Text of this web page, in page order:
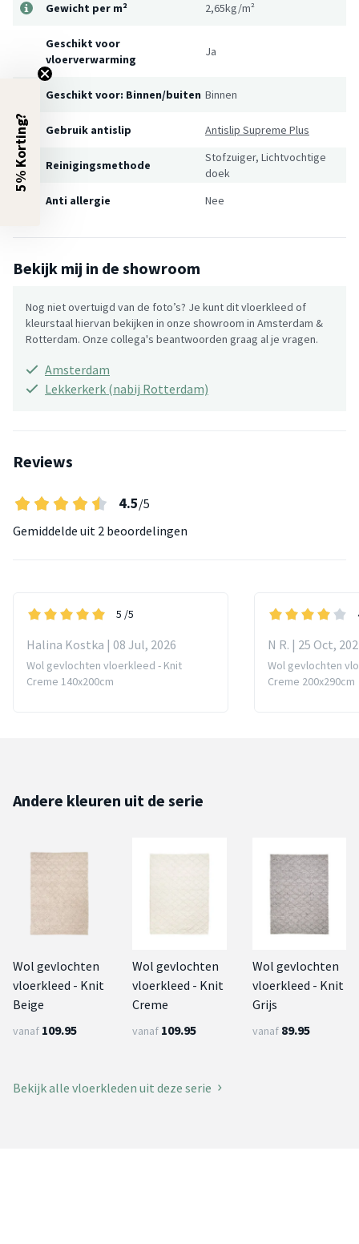
Gewicht per m² 2,65kg/m²
Geschikt voor
vloerverwarming
Ja
Geschikt voor: Binnen/buiten Binnen
Gebruik antislip Antislip Supreme Plus
Reinigingsmethode
Stofzuiger, Lichtvochtige
doek
Anti allergie
Nee
Bekijk mij in de showroom
Nog niet overtuigd van de foto’s? Je kunt dit vloerkleed of
kleurstaal hiervan bekijken in onze showroom in Amsterdam &
Rotterdam. Onze collega's beantwoorden graag al je vragen.
Amsterdam
Lekkerkerk (nabij Rotterdam)
Reviews
4.5/5
Gemiddelde uit 2 beoordelingen
5 /5
Halina Kostka | 08 Jul, 2026
Wol gevlochten vloerkleed - Knit
Creme 140x200cm
N R. | 25 Oct,
Wol gevlochten
Creme 200x290cm
Andere kleuren uit de serie
Wol gevlochten
vloerkleed - Knit
Beige
vanaf 109.95
Wol gevlochten
vloerkleed - Knit
Creme
vanaf 109.95
Wol gevlochten
vloerkleed - Knit
Grijs
vanaf 89.95
Bekijk alle vloerkleden uit deze serie
5% Korting?